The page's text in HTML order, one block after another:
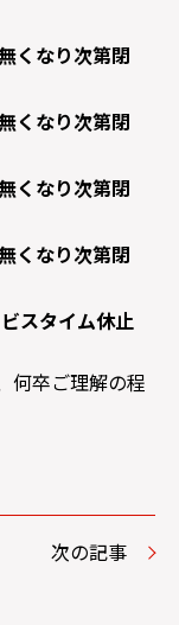
くなり次第閉
くなり次第閉
くなり次第閉
くなり次第閉
スタイム休止
何卒ご理解の程
次の記事